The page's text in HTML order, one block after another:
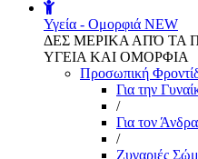
Υγεία - Ομορφιά NEW
ΔΕΣ ΜΕΡΙΚΑ ΑΠΌ ΤΑ
ΥΓΕΙΑ ΚΑΙ ΟΜΟΡΦΙΑ
Προσωπική
Για την
/
Για τον Άνδρα
/
Ζυγαριές